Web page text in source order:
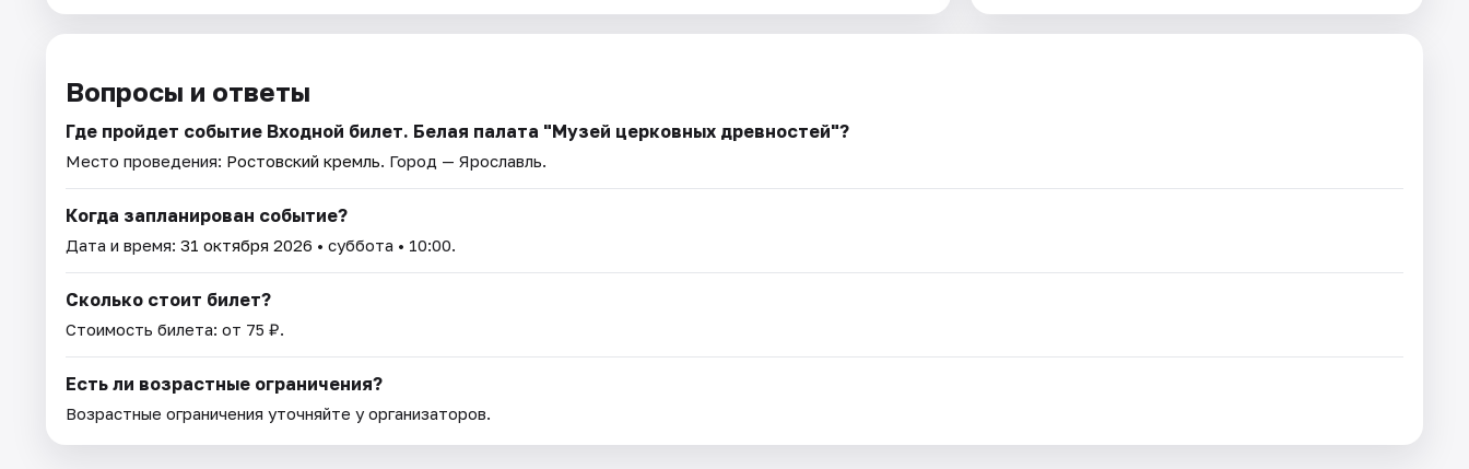
Вопросы и ответы
Где пройдет событие Входной билет. Белая палата "Музей церковных древностей"?
Место проведения: Ростовский кремль. Город — Ярославль.
Когда запланирован событие?
Дата и время: 31 октября 2026 • суббота • 10:00.
Сколько стоит билет?
Стоимость билета: от 75 ₽.
Есть ли возрастные ограничения?
Возрастные ограничения уточняйте у организаторов.